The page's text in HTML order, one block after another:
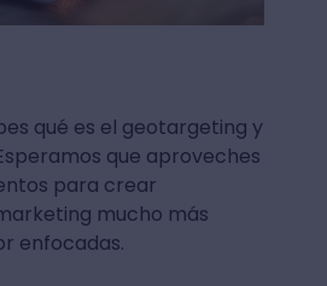
qué es el geotargeting y
que aproveches
para crear
mucho más
enfocadas.